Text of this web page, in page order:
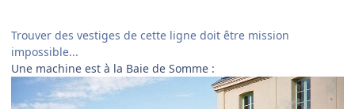
Trouver des vestiges de cette ligne doit être mission
impossible...
Une machine est à la Baie de Somme :